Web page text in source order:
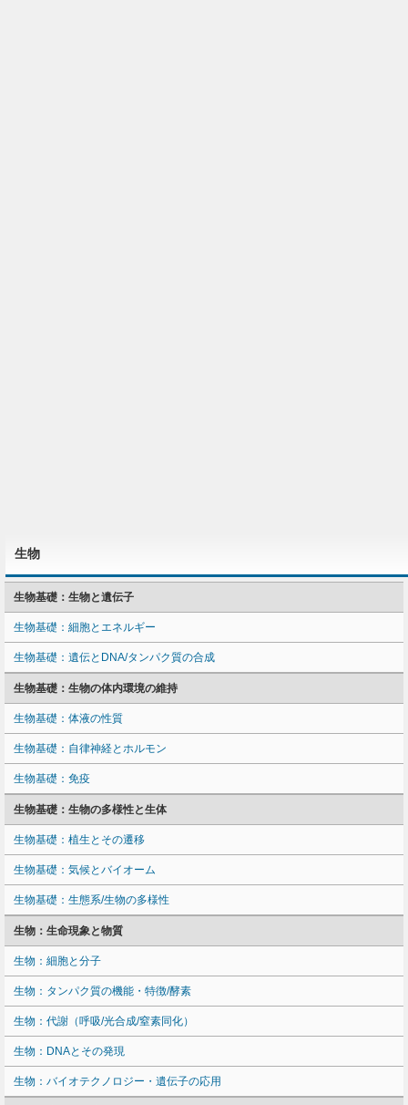
生物
生物基礎：生物と遺伝子
生物基礎：細胞とエネルギー
生物基礎：遺伝とDNA/タンパク質の合成
生物基礎：生物の体内環境の維持
生物基礎：体液の性質
生物基礎：自律神経とホルモン
生物基礎：免疫
生物基礎：生物の多様性と生体
生物基礎：植生とその遷移
生物基礎：気候とバイオーム
生物基礎：生態系/生物の多様性
生物：生命現象と物質
生物：細胞と分子
生物：タンパク質の機能・特徴/酵素
生物：代謝（呼吸/光合成/窒素同化）
生物：DNAとその発現
生物：バイオテクノロジー・遺伝子の応用